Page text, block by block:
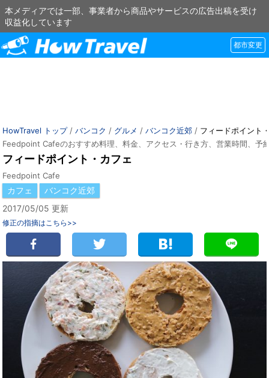
本メディアでは一部、事業者から商品やサービスの広告出稿を受け
収益化しています
都市変更
HowTravel トップ/ バンコク / グルメ / バンコク近郊 / フィードポイント
Feedpoint Cafeのおすすめ料理、料金、アクセス・行き方、営業時間、予
フィードポイント・カフェ
Feedpoint Cafe
カフェ
バンコク近郊
2017/05/05 更新
修正の指摘はこちら>>